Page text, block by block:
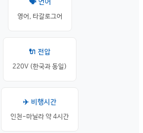
🗣️ 언어
영어, 타갈로그어
🔌 전압
220V (한국과 동일)
✈️ 비행시간
인천-마닐라 약 4시간